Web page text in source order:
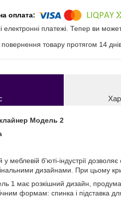
електронні платежі. Тепер ви
повернення товару протягом 14
Модель 2
у меблевій б'юті-індустрії
дизайнами. При цьому
1 має розкішний дизайн,
формам: спинка і підставка